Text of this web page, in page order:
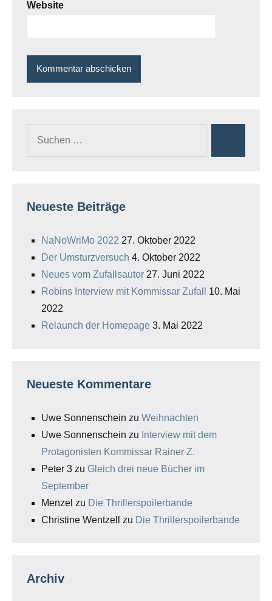
Website
Neueste Beiträge
NaNoWriMo 2022 27. Oktober 2022
Der Umsturzversuch 4. Oktober 2022
Neues vom Zufallsautor 27. Juni 2022
Robins Interview mit Kommissar Zufall
10. Mai
2022
Relaunch der Homepage 3. Mai 2022
Neueste Kommentare
Uwe Sonnenschein zu Weihnachten
Uwe Sonnenschein zu Interview mit dem
Protagonisten Kommissar Rainer Z.
Peter 3 zu Gleich drei neue Bücher im
September
Menzel zu Die Thrillerspoilerbande
Christine Wentzell
zu Die Thrillerspoilerbande
Archiv